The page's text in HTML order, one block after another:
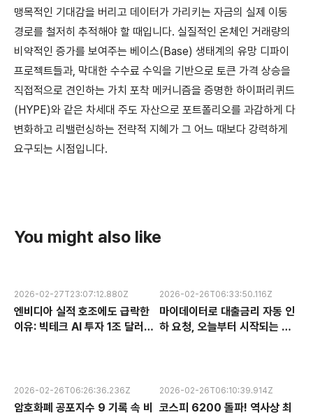
맹목적인 기대감을 버리고 데이터가 가리키는 자금의 실제 이동
경로를 철저히 추적해야 할 때입니다. 실질적인 온체인 거래량의
비약적인 증가를 보여주는 베이스(Base) 생태계의 유망 디파이
프로젝트들과, 막대한 수수료 수익을 기반으로 토큰 가격 상승을
직접적으로 견인하는 가치 포착 메커니즘을 증명한 하이퍼리퀴드
(HYPE)와 같은 차세대 주도 자산으로 포트폴리오를 과감하게 다
변화하고 리밸런싱하는 전략적 지혜가 그 어느 때보다 강력하게
요구되는 시점입니다.
You might also like
2026-02-27T23:07:12.880Z
엔비디아 실적 호조에도 급락한
이유: 빅테크 AI 투자 1조 달러의
2026-02-26T06:33:50.116Z
마이데이터로 대출금리 자동 인
하 요청, 오늘부터 시작되는 금
2026-02-26T06:26:36.236Z
암호화폐 공포지수 9 기록 속 비
2026-02-26T06:10:39.914Z
코스피 6200 돌파! 역사상 최